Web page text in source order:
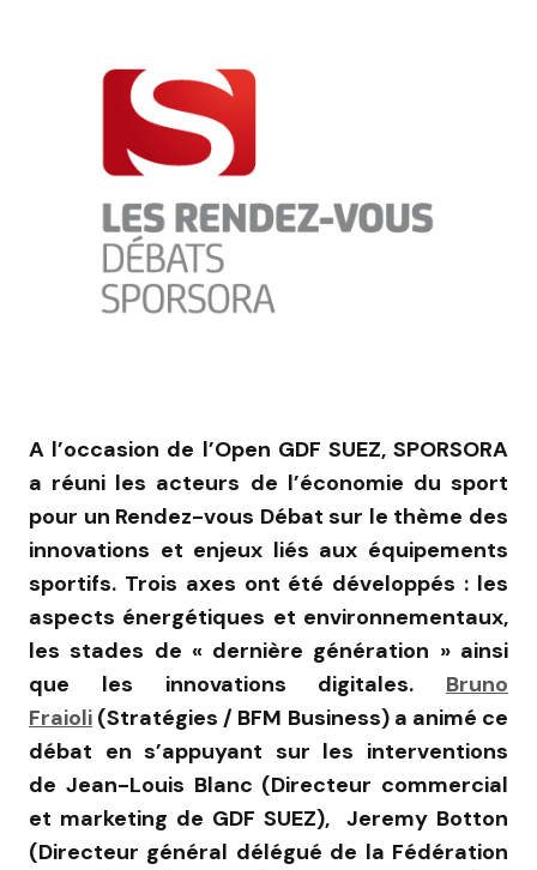
A l’occasion de l’Open GDF SUEZ, SPORSORA
a réuni les acteurs de l’économie du sport
pour un Rendez-vous Débat sur le thème des
innovations et enjeux liés aux équipements
sportifs. Trois axes ont été développés : les
aspects énergétiques et environnementaux,
les stades de « dernière génération » ainsi
que les innovations digitales. Bruno
Fraioli (Stratégies / BFM Business) a animé ce
débat en s’appuyant sur les interventions
de Jean-Louis Blanc (Directeur commercial
et marketing de GDF SUEZ), Jeremy Botton
(Directeur général délégué de la Fédération